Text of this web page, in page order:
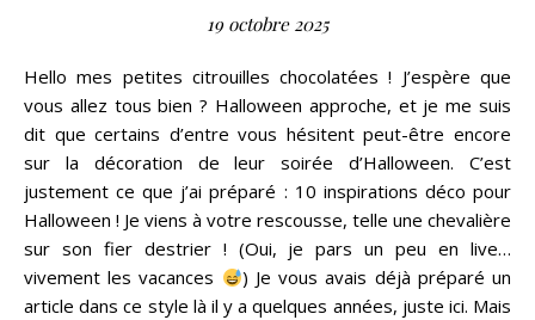
19 octobre 2025
Hello mes petites citrouilles chocolatées ! J’espère que
vous allez tous bien ? Halloween approche, et je me suis
dit que certains d’entre vous hésitent peut-être encore
sur la décoration de leur soirée d’Halloween. C’est
justement ce que j’ai préparé : 10 inspirations déco pour
Halloween ! Je viens à votre rescousse, telle une chevalière
sur son fier destrier ! (Oui, je pars un peu en live…
vivement les vacances
) Je vous avais déjà préparé un
article dans ce style là il y a quelques années, juste ici. Mais